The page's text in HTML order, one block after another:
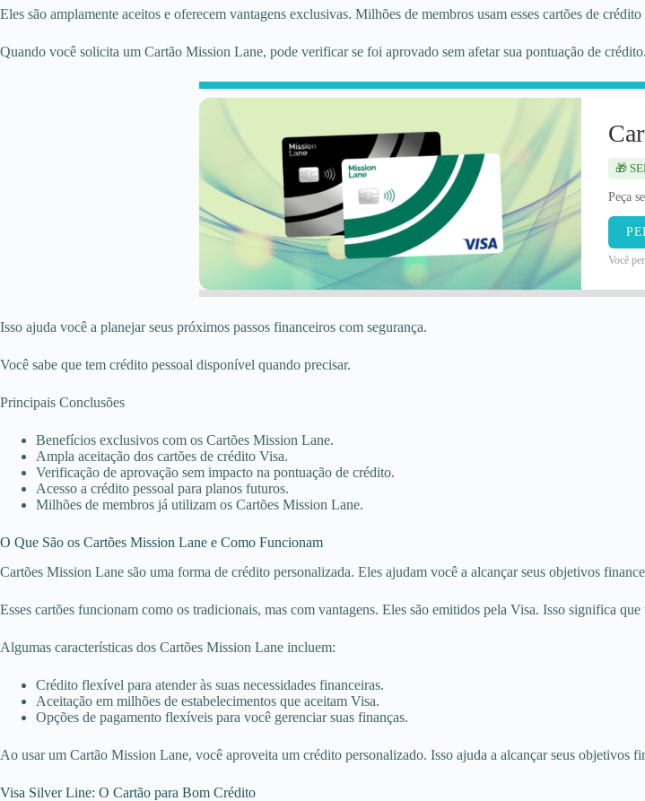
Eles são amplamente aceitos e oferecem vantagens exclusivas. Milhões de membros usam esses cartões de
Quando você solicita um Cartão Mission Lane, pode verificar se foi aprovado sem afetar sua pontuação de crédito.
🎁
Peça
Você
Isso ajuda você a planejar seus próximos passos financeiros com segurança.
Você sabe que tem crédito pessoal disponível quando precisar.
Principais Conclusões
Benefícios exclusivos com os Cartões Mission Lane.
Ampla aceitação dos cartões de crédito Visa.
Verificação de aprovação sem impacto na pontuação de crédito.
Acesso a crédito pessoal para planos futuros.
Milhões de membros já utilizam os Cartões Mission Lane.
O Que São os Cartões Mission Lane e Como Funcionam
Cartões Mission Lane são uma forma de crédito personalizada. Eles ajudam você a alcançar seus objetivos
Esses cartões funcionam como os tradicionais, mas com vantagens. Eles são emitidos pela Visa. Isso significa
Algumas características dos Cartões Mission Lane incluem:
Crédito flexível para atender às suas necessidades financeiras.
Aceitação em milhões de estabelecimentos que aceitam Visa.
Opções de pagamento flexíveis para você gerenciar suas finanças.
Ao usar um Cartão Mission Lane, você aproveita um crédito personalizado. Isso ajuda a alcançar seus objetivos
Visa Silver Line: O Cartão para Bom Crédito